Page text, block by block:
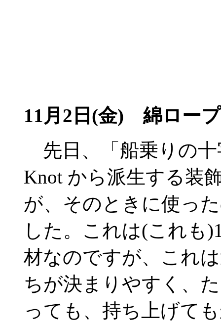
11月2日(金) 綿ロー
先日、「船乗りの十
Knot から派生する装
が、そのときに使っ
した。これは(これも
材なのですが、これ
ちが決まりやすく、
っても、持ち上げて